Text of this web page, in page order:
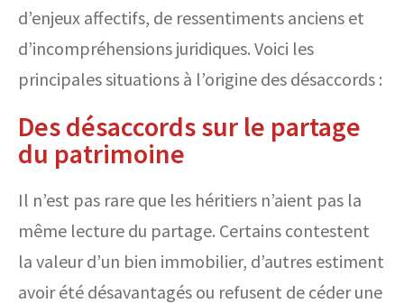
d’enjeux affectifs, de ressentiments anciens et
d’incompréhensions juridiques. Voici les
principales situations à l’origine des désaccords :
Des désaccords sur le partage
du patrimoine
Il n’est pas rare que les héritiers n’aient pas la
même lecture du partage. Certains contestent
la valeur d’un bien immobilier, d’autres estiment
avoir été désavantagés ou refusent de céder une